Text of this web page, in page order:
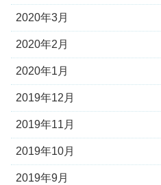
2020年3月
2020年2月
2020年1月
2019年12月
2019年11月
2019年10月
2019年9月